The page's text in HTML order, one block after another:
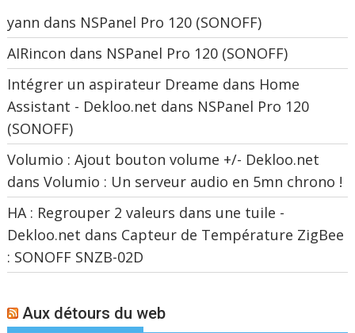
yann dans NSPanel Pro 120 (SONOFF)
AIRincon dans NSPanel Pro 120 (SONOFF)
Intégrer un aspirateur Dreame dans Home
Assistant - Dekloo.net dans NSPanel Pro 120
(SONOFF)
Volumio : Ajout bouton volume +/- Dekloo.net
dansVolumio : Un serveur audio en 5mn chrono !
HA : Regrouper 2 valeurs dans une tuile -
Dekloo.net dans Capteur de Température ZigBee
: SONOFF SNZB-02D
Aux détours du web